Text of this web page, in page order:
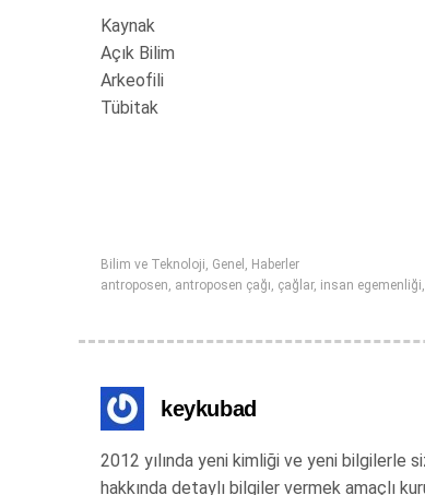
Kaynak
Açık Bilim
Arkeofili
Tübitak
Bilim ve Teknoloji, Genel , Haberler
antroposen, antroposen çağı, çağlar, insan egemenliği,
keykubad
2012 yılında yeni kimliği ve yeni bilgilerle
hakkında detaylı bilgiler vermek amaçlı